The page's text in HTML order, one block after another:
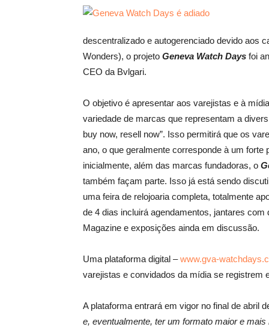
descentralizado e autogerenciado devido aos
Wonders), o projeto Geneva Watch Days foi
CEO da Bvlgari.
O objetivo é apresentar aos varejistas e à
variedade de marcas que representam a
buy now, resell now”. Isso permitirá que os
ano, o que geralmente corresponde à um
inicialmente, além das marcas fundadoras, o
também façam parte. Isso já está sendo
uma feira de relojoaria completa, totalmente
de 4 dias incluirá agendamentos, jantares
Magazine e exposições ainda em discussão.
Uma plataforma digital –www.gva-
varejistas e convidados da mídia se registrem
A plataforma entrará em vigor no final de abril
e, eventualmente, ter um formato maior e